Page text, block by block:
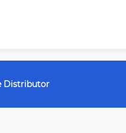
Distributor